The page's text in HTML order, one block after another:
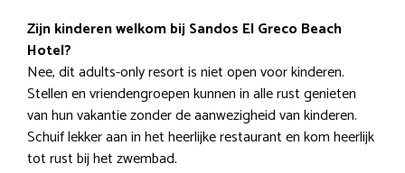
Zijn kinderen welkom bij Sandos El Greco Beach
Hotel?
Nee, dit adults-only resort is niet open voor kinderen.
Stellen en vriendengroepen kunnen in alle rust genieten
van hun vakantie zonder de aanwezigheid van kinderen.
Schuif lekker aan in het heerlijke restaurant en kom heerlijk
tot rust bij het zwembad.